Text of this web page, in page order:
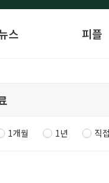
스 피플
1개월 1년 직